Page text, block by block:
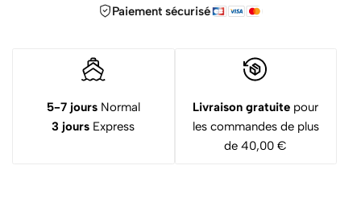
Paiement sécurisé
5-7 joursNormal
3 jours Express
Livraison gratuite pour
les commandes de plus
de 40,00 €